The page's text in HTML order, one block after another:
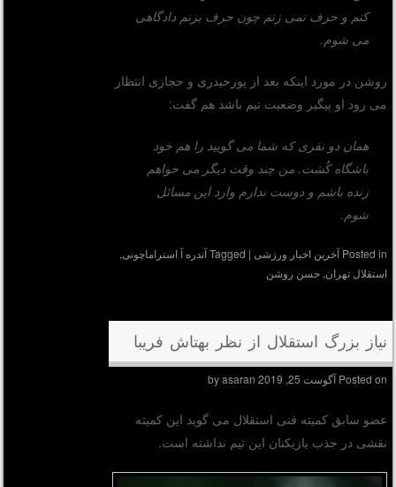
کنم و حرف نمی زنم چون حرف بزنم دادگاهی
می شوم.
روشن در مورد اینکه بعد از پورحیدری و حجازی انتظار
می رود او پیگیر وضعیت تیم باشد هم گفت:
همان دو نفری که شما می گویید را هم خود
باشگاه کُشت. من چند وقت دیگر می خواهم
زنده باشم و دوست ندارم وارد این مسائل
شوم.
Posted inآخرین اخبار ورزشی |
Taggedآندره آ استراماچونی,
استقلال تهران,حسن روشن
نیاز بزرگ استقلال از نظر بهتاش فریبا
Posted onآگوست 25, 2019 by
asaran
عضو سابق کمیته فنی استقلال می گوید این کمیته
نقشی در جذب بازیکنان این تیم نداشته است.